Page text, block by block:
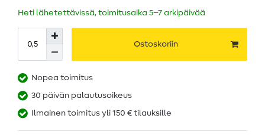
Heti lähetettävissä, toimitusaika 5–7 arkipäivää
Ostoskoriin
Nopea toimitus
30 päivän palautusoikeus
Ilmainen toimitus yli 150 € tilauksille